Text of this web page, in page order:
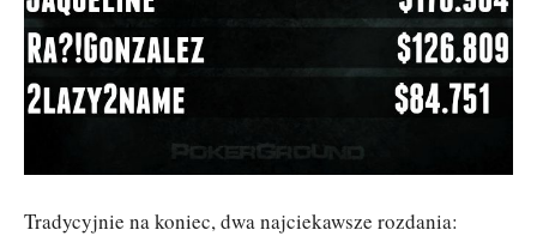
Tradycyjnie na koniec, dwa najciekawsze rozdania: